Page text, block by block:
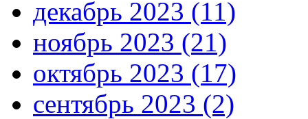
декабрь 2023 (11)
ноябрь 2023 (21)
октябрь 2023 (17)
сентябрь 2023 (2)